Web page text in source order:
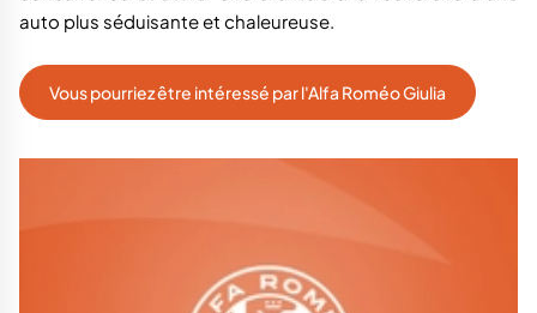
auto plus séduisante et chaleureuse.
Vous pourriez être intéressé par l'Alfa Roméo Giulia